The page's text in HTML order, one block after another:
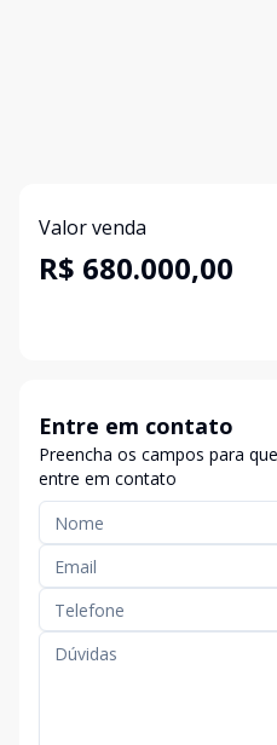
Valor venda
R$ 680.000,00
Entre em contato
Preencha os campos para
entre em contato